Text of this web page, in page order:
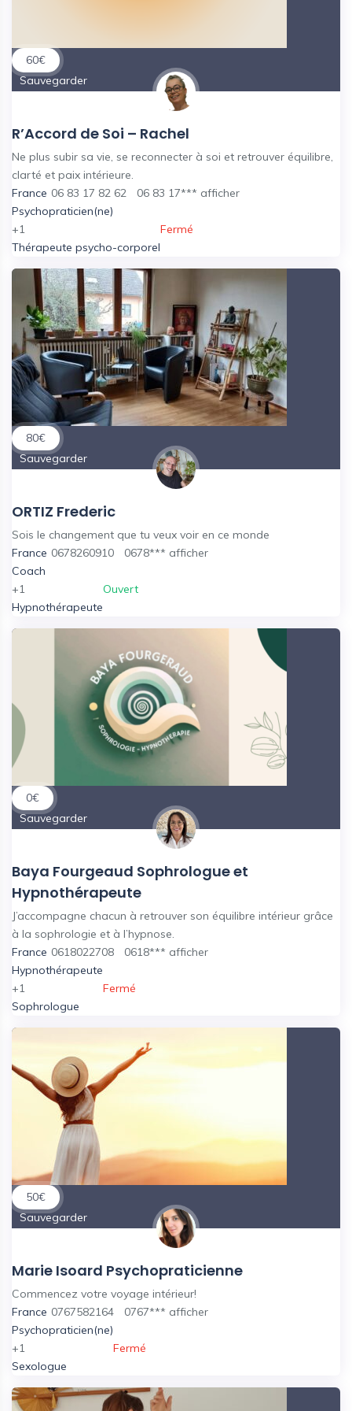
60€
Sauvegarder
R’Accord de Soi – Rachel
Ne plus subir sa vie, se reconnecter à soi et retrouver équilibre,
clarté et paix intérieure.
France 06 83 17 82 62 06 83 17*** afficher
Psychopraticien(ne)
+1
Thérapeute psycho-corporel
Fermé
80€
Sauvegarder
ORTIZ Frederic
Sois le changement que tu veux voir en ce monde
France 0678260910 0678*** afficher
Coach
+1
Hypnothérapeute
Ouvert
0€
Sauvegarder
Baya Fourgeaud Sophrologue et
Hypnothérapeute
J’accompagne chacun à retrouver son équilibre intérieur grâce
à la sophrologie et à l’hypnose.
France 0618022708 0618*** afficher
Hypnothérapeute
+1
Sophrologue
Fermé
50€
Sauvegarder
Marie Isoard Psychopraticienne
Commencez votre voyage intérieur!
France 0767582164 0767*** afficher
Psychopraticien(ne)
+1
Sexologue
Fermé